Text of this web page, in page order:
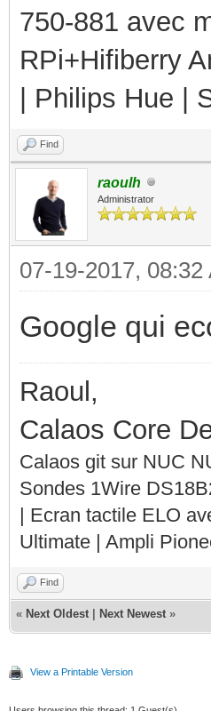
750-881 avec
RPi+Hifiberry
| Philips Hue |
Find
raoulh
Administrator
07-19-2017, 08:32
Google qui
Raoul,
Calaos Core
Calaos git sur NUC
Sondes 1Wire
| Ecran tactile ELO
Ultimate | Ampli
Find
« Next Oldest Next Newest »
View a Printable Version